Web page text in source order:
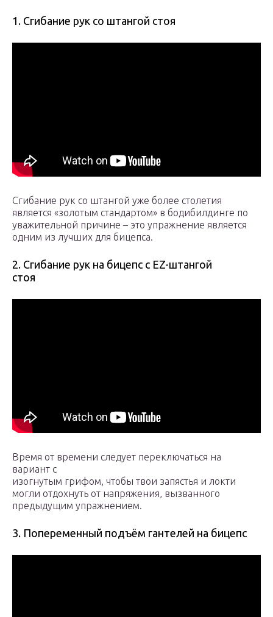
1. Сгибание рук со штангой стоя
Сгибание рук со штангой уже более столетия
является «золотым стандартом» в бодибилдинге по
уважительной причине – это упражнение является
одним из лучших для бицепса.
2. Сгибание рук на бицепс с EZ-штангой
стоя
Время от времени следует переключаться на
вариант с
изогнутым грифом, чтобы твои запястья и локти
могли отдохнуть от напряжения, вызванного
предыдущим упражнением.
3. Попеременный подъём гантелей на бицепс